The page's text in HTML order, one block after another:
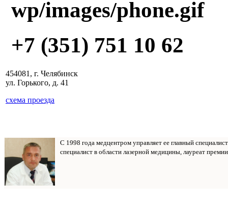
+7 (351) 751 10 62
454081, г. Челябинск
ул. Горького, д. 41
схема проезда
С 1998 года медцентром управляет ее главный
специалист в области лазерной медицины, лауреат